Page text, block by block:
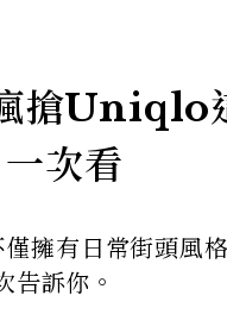
搶Uniqlo
次看
擁有日常街頭風
告訴你。